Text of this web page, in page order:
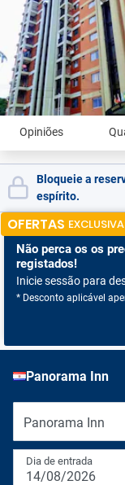
Opiniões
Bloqueie a
espírito.
OFERTAS
Não perca os os
registados!
Inicie sessão para
* Desconto aplicável
Panorama Inn
Panorama Inn
Dia de entrada
14/08/2026